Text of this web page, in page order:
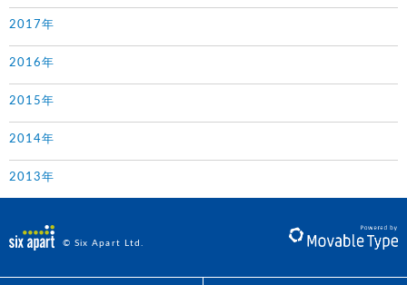
2017年
2016年
2015年
2014年
2013年
© Six Apart Ltd.